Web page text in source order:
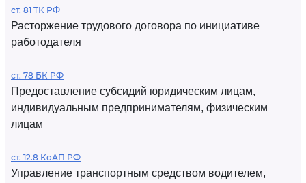
ст. 81 ТК РФ
Расторжение трудового договора по инициативе
работодателя
ст. 78 БК РФ
Предоставление субсидий юридическим лицам,
индивидуальным предпринимателям, физическим
лицам
ст. 12.8 КоАП РФ
Управление транспортным средством водителем,